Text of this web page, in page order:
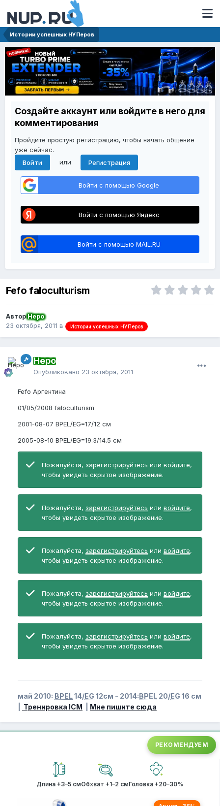
Истории успешных НУПеров
Создайте аккаунт или войдите в него для
комментирования
Пройдите простую регистрацию, чтобы начать общение
уже сейчас.
Войти
или Регистрация
Войти с помощью Google
Войти с помощью Яндекс
Войти с помощью MAIL.RU
Fefo faloculturism
АвторНеро
23 октября, 2011 в Истории успешных НУПеров
Неро
Опубликовано 23 октября, 2011
Fefo Аргентина
01/05/2008 faloculturism
2001-08-07 BPEL/EG=17/12 cм
2005-08-10 BPEL/EG=19.3/14.5 см
Пожалуйста, зарегистрируйтесь или войдите,
чтобы увидеть скрытое изображение.
Пожалуйста, зарегистрируйтесь или войдите,
чтобы увидеть скрытое изображение.
Пожалуйста, зарегистрируйтесь или войдите,
чтобы увидеть скрытое изображение.
Пожалуйста, зарегистрируйтесь или войдите,
чтобы увидеть скрытое изображение.
Пожалуйста, зарегистрируйтесь или войдите,
чтобы увидеть скрытое изображение.
май 2010: BPEL14/EG 12см - 2014:BPEL 20/EG 16 см
Тренировка ICM Мне пишите сюда
РЕКОМЕНДУЕМ
Длина +3–5 смОбхват +1–2 смГоловка +20–30%